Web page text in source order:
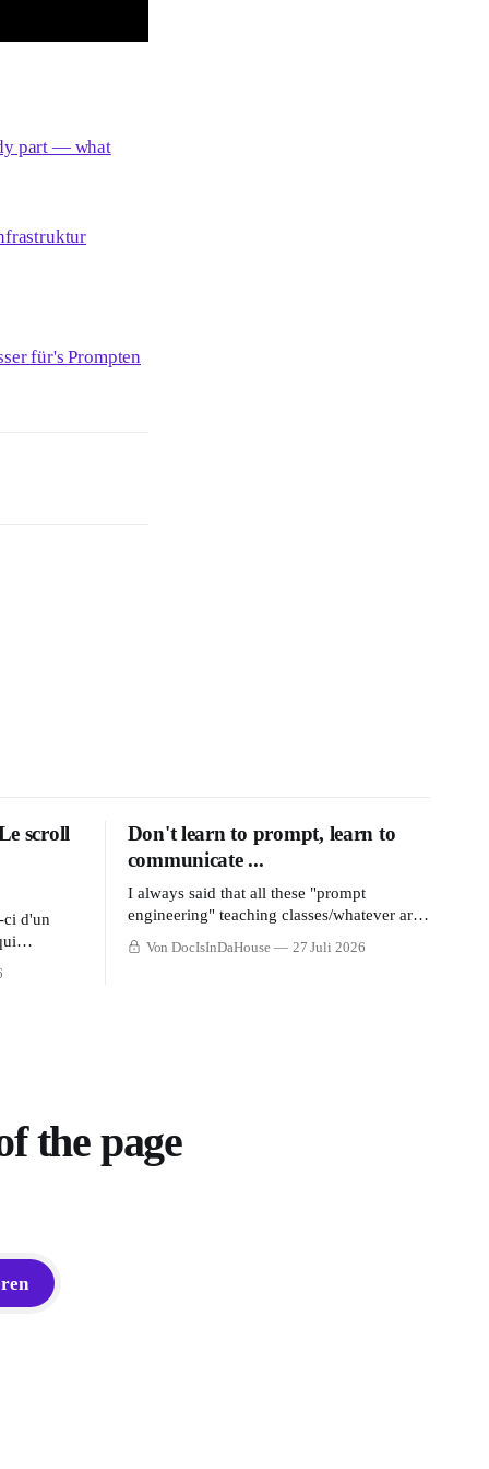
part — what
für's Prompten
scroll
ci d'un
cette
Don't learn to prompt, learn to
communicate ...
I always said that all these "prompt
engineering" teaching classes/whatever are
BS and waste of time. Prompting isn't a
skill, good communication is ...
Von DocIsInDaHouse 27 Juli 2026
the page